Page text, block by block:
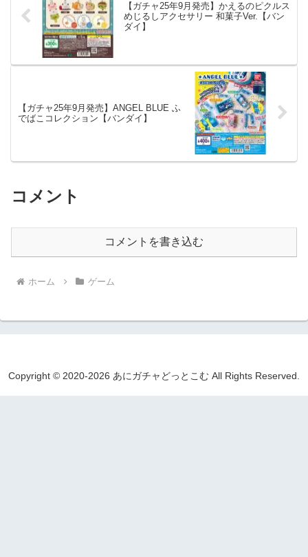
【ガチャ25年9月発売】かえるのピクルス
めじるしアクセサリー 和菓子Ver.【バン
ダイ】
【ガチャ25年9月発売】ANGEL BLUE ふ
でばこコレクション【バンダイ】
コメント
コメントを書き込む
ホーム ゲーム
Copyright © 2020-2026 あにガチャどっとこむ All Rights Reserved.